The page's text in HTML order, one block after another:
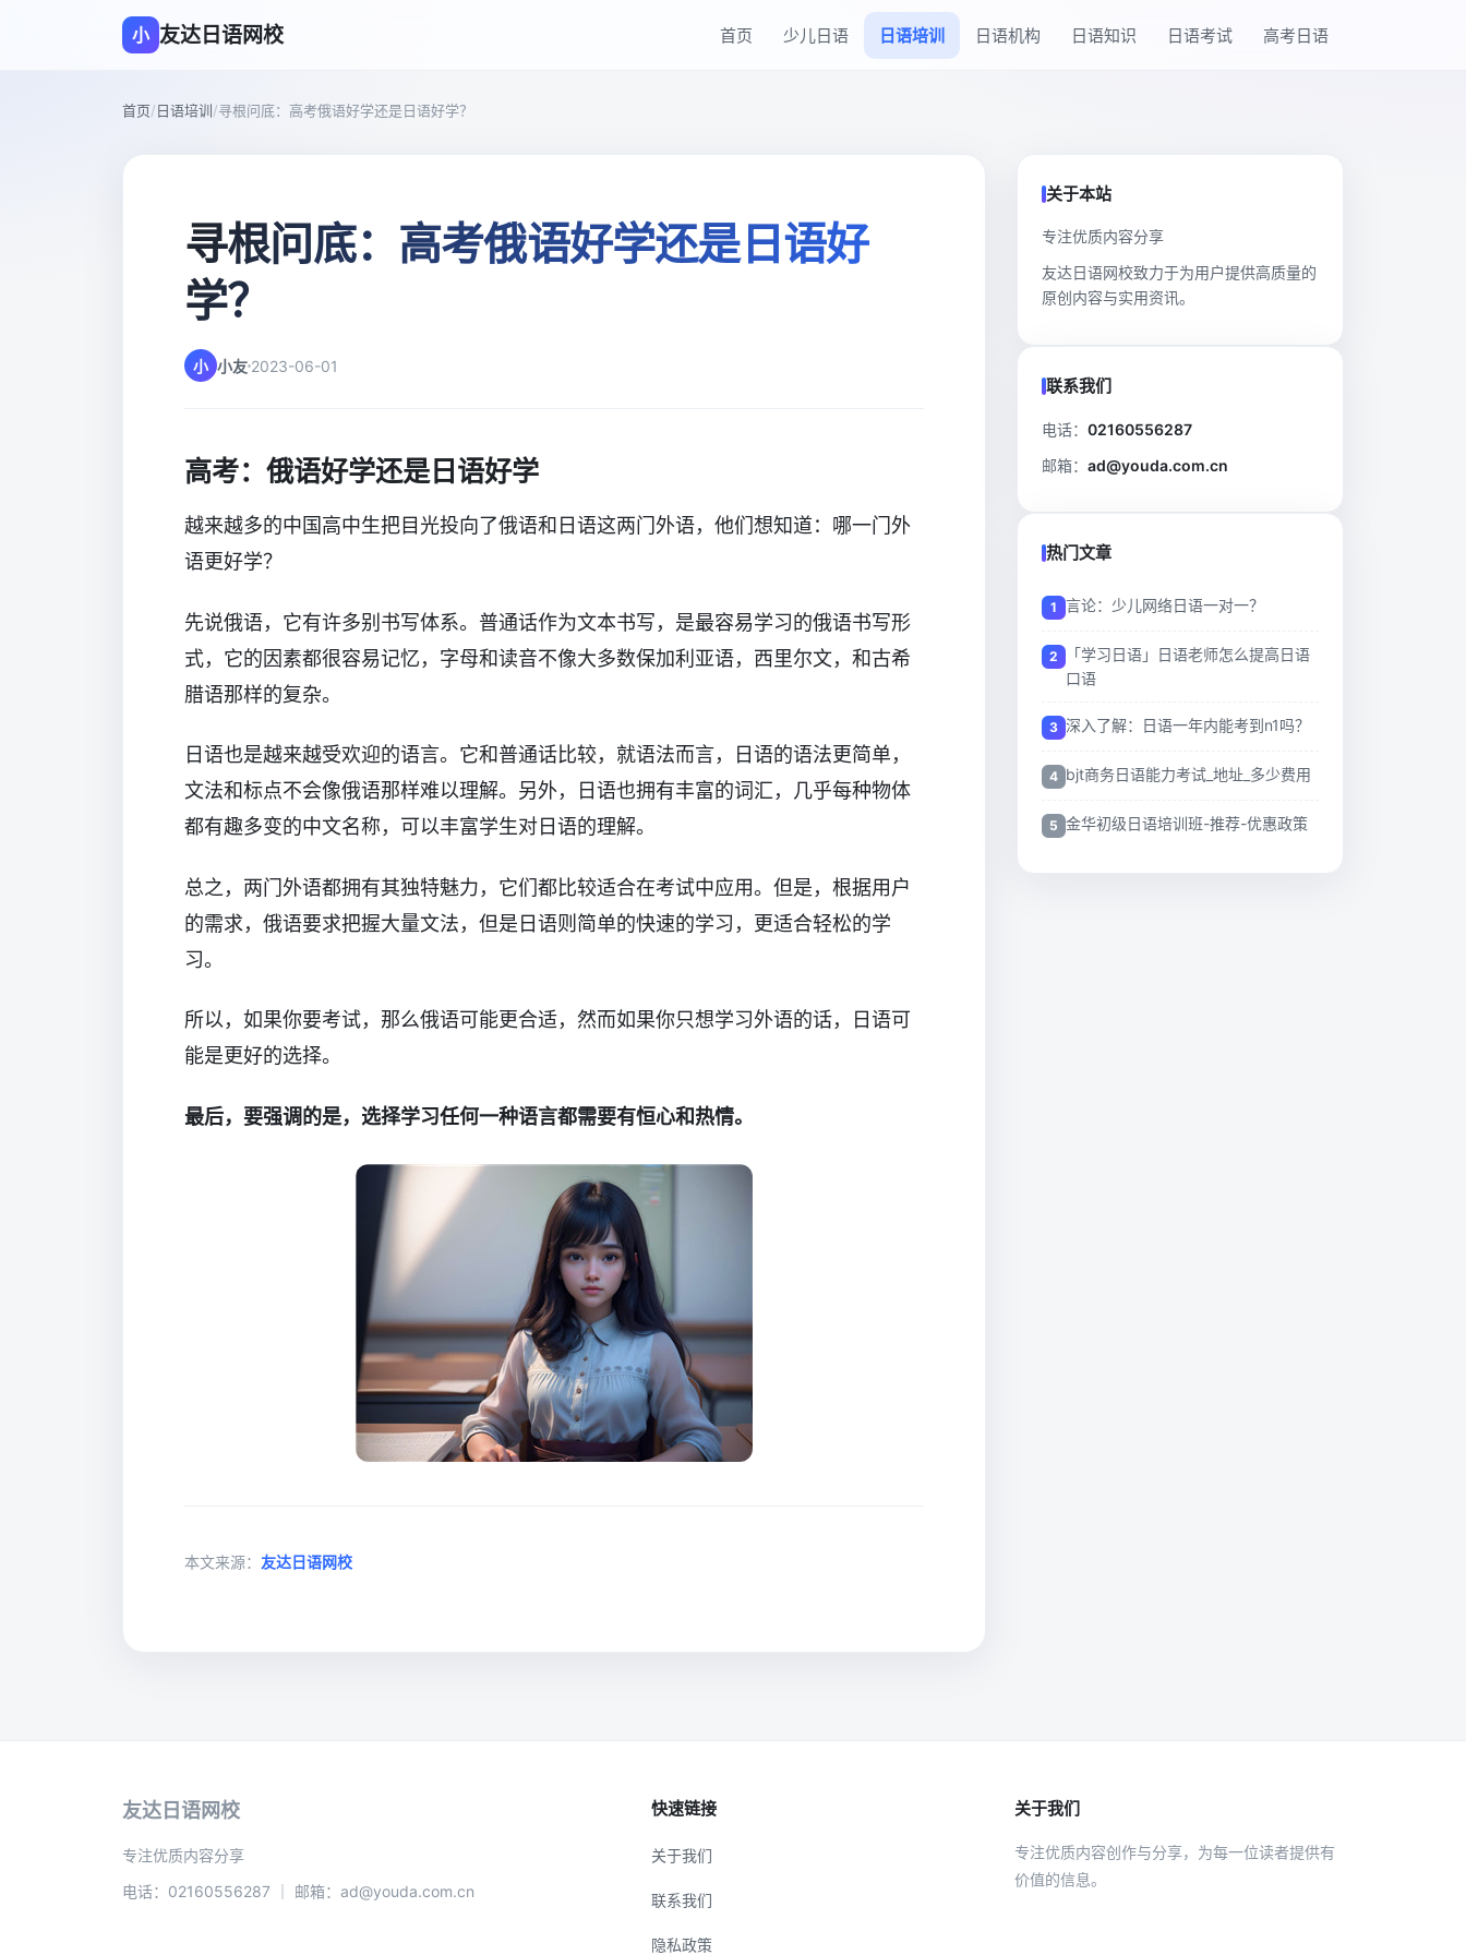
小 友达日语网校 首页 少儿日语 日语培训 日语机构 日语知识 日语考试 高考日语
首页/日语培训/寻根问底：高考俄语好学还是日语好学？
寻根问底：高考俄语好学还是日语好
学？
小 小友 2023-06-01
高考：俄语好学还是日语好学
越来越多的中国高中生把目光投向了俄语和日语这两门外语，他们想知道：哪一门外
语更好学？
先说俄语，它有许多别书写体系。普通话作为文本书写，是最容易学习的俄语书写形
式，它的因素都很容易记忆，字母和读音不像大多数保加利亚语，西里尔文，和古希
腊语那样的复杂。
日语也是越来越受欢迎的语言。它和普通话比较，就语法而言，日语的语法更简单，
文法和标点不会像俄语那样难以理解。另外，日语也拥有丰富的词汇，几乎每种物体
都有趣多变的中文名称，可以丰富学生对日语的理解。
总之，两门外语都拥有其独特魅力，它们都比较适合在考试中应用。但是，根据用户
的需求，俄语要求把握大量文法，但是日语则简单的快速的学习，更适合轻松的学
习。
所以，如果你要考试，那么俄语可能更合适，然而如果你只想学习外语的话，日语可
能是更好的选择。
最后，要强调的是，选择学习任何一种语言都需要有恒心和热情。
本文来源： 友达日语网校
关于本站
专注优质内容分享
友达日语网校致力于为用户提供高质量的
原创内容与实用资讯。
联系我们
电话： 02160556287
邮箱： ad@youda.com.cn
热门文章
言论：少儿网络日语一对一？
「学习日语」日语老师怎么提高日语
口语
深入了解：日语一年内能考到n1吗？
bjt商务日语能力考试_地址_多少费用
金华初级日语培训班-推荐-优惠政策
友达日语网校
专注优质内容分享
电话：02160556287 ｜ 邮箱：ad@youda.com.cn
快速链接
关于我们
联系我们
隐私政策
关于我们
专注优质内容创作与分享，为每一位读者提供有
价值的信息。